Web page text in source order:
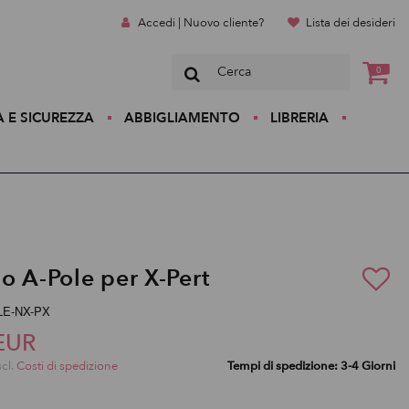
Accedi | Nuovo cliente? Lista dei desideri
0
E SICUREZZA ABBIGLIAMENTO
LIBRERIA
A-Pole per X-Pert
NX-PX
Costi di spedizione Tempi di spedizione: 3-4 Giorni